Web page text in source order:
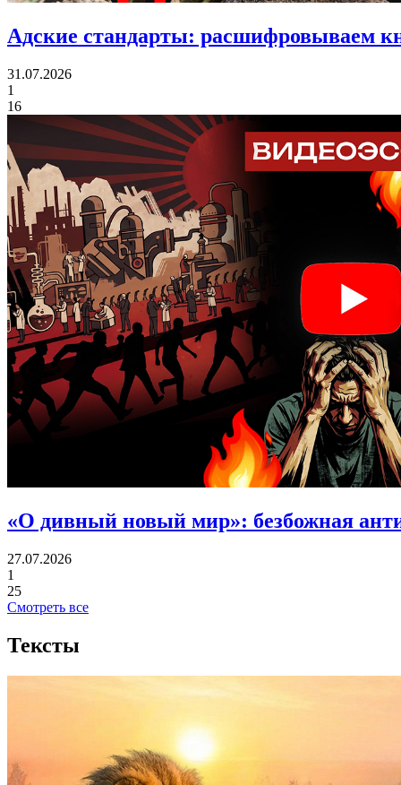
Адские стандарты: расшифровываем
31.07.2026
1
16
«О дивный новый мир»: безбожная
27.07.2026
1
25
Смотреть все
Тексты